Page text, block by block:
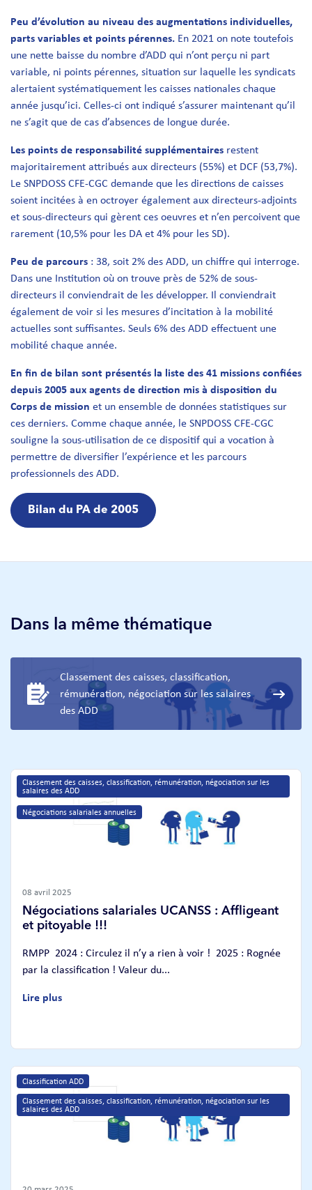
Peu d’évolution au niveau des augmentations individuelles,
parts variables et points pérennes. En 2021 on note toutefois
une nette baisse du nombre d’ADD qui n’ont perçu ni part
variable, ni points pérennes, situation sur laquelle les syndicats
alertaient systématiquement les caisses nationales chaque
année jusqu’ici. Celles-ci ont indiqué s’assurer maintenant qu’il
ne s’agit que de cas d’absences de longue durée.
Les points de responsabilité supplémentaires restent
majoritairement attribués aux directeurs (55%) et DCF (53,7%).
Le SNPDOSS CFE-CGC demande que les directions de caisses
soient incitées à en octroyer également aux directeurs-adjoints
et sous-directeurs qui gèrent ces oeuvres et n’en percoivent que
rarement (10,5% pour les DA et 4% pour les SD).
Peu de parcours : 38, soit 2% des ADD, un chiffre qui interroge.
Dans une Institution où on trouve près de 52% de sous-
directeurs il conviendrait de les développer. Il conviendrait
également de voir si les mesures d’incitation à la mobilité
actuelles sont suffisantes. Seuls 6% des ADD effectuent une
mobilité chaque année.
En fin de bilan sont présentés la liste des 41 missions confiées
depuis 2005 aux agents de direction mis à disposition du
Corps de mission et un ensemble de données statistiques sur
ces derniers. Comme chaque année, le SNPDOSS CFE-CGC
souligne la sous-utilisation de ce dispositif qui a vocation à
permettre de diversifier l’expérience et les parcours
professionnels des ADD.
Bilan du PA de 2005
Dans la même thématique
Classement des caisses, classification,
rémunération, négociation sur les salaires
des ADD
Classement des caisses, classification, rémunération, négociation sur les
salaires des ADD
Négociations salariales annuelles
08 avril 2025
Négociations salariales UCANSS : Affligeant
et pitoyable !!!
RMPP 2024 : Circulez il n’y a rien à voir ! 2025 : Rognée
par la classification ! Valeur du...
Lire plus
Classification ADD
Classement des caisses, classification, rémunération, négociation sur les
salaires des ADD